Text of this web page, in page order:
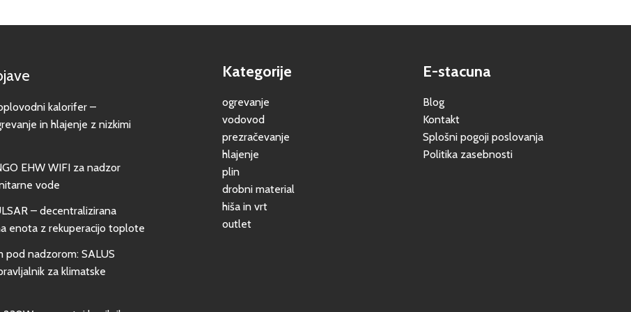
kalorifer –
in hlajenje z nizkimi
EHW WIFI za nadzor
vode
– decentralizirana
enota z rekuperacijo toplote
pod nadzorom: SALUS
za klimatske
Kategorije
ogrevanje
vodovod
prezračevanje
hlajenje
plin
drobni material
hiša in vrt
outlet
E-stacuna
Blog
Kontakt
Splošni pogoji poslovanja
Politika zasebnosti